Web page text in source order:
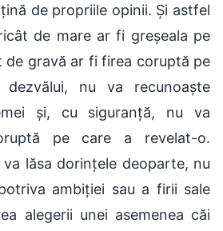
de propriile opinii. Și astfel
de mare ar fi greșeala pe
de gravă ar fi firea coruptă pe
nu va recunoaște
și, cu siguranță, nu va
pe care a revelat-o.
lăsa dorințele deoparte, nu
ambiției sau a firii sale
alegerii unei asemenea căi